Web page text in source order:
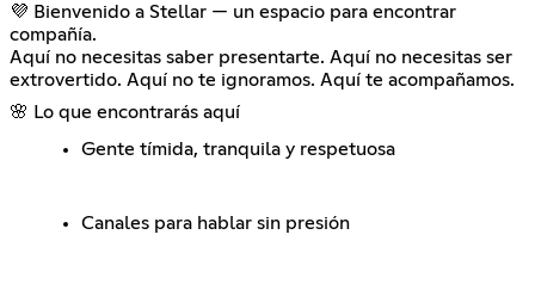
💜 Bienvenido a Stellar — un espacio para encontrar
compañía.
Aquí no necesitas saber presentarte. Aquí no necesitas ser
extrovertido. Aquí no te ignoramos. Aquí te acompañamos.
🌸 Lo que encontrarás aquí
Gente tímida, tranquila y respetuosa
Canales para hablar sin presión